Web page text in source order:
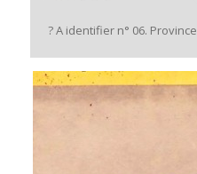
? A identifier n° 06. Province